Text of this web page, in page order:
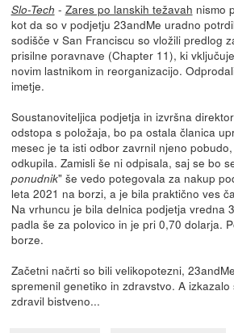
Slo-Tech - Zares po lanskih težavah nismo
kot da so v podjetju 23andMe uradno
sodišče v San Franciscu so vložili predlog
prisilne poravnave (Chapter 11), ki
novim lastnikom in reorganizacijo.
imetje.
Soustanoviteljica podjetja in izvršna
odstopa s položaja, bo pa ostala članica
mesec je ta isti odbor zavrnil njeno
odkupila. Zamisli še ni odpisala, saj se bo
ponudnik" še vedo potegovala za nakup
leta 2021 na borzi, a je bila praktično ves
Na vrhuncu je bila delnica podjetja vredna
padla še za polovico in je pri 0,70 dolarja.
borze.
Začetni načrti so bili velikopotezni,
spremenil genetiko in zdravstvo. A
zdravil bistveno...